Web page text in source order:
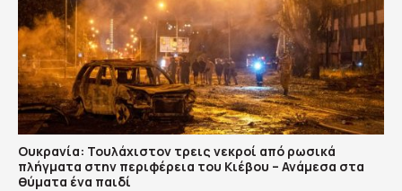
Ουκρανία: Τουλάχιστον τρεις νεκροί από ρωσικά
πλήγματα στην περιφέρεια του Κιέβου – Ανάμεσα στα
θύματα ένα παιδί